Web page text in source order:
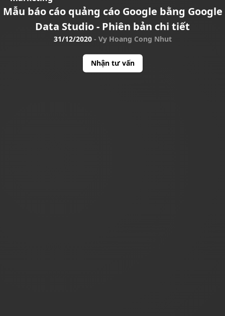
Mẫu báo cáo quảng cáo Google bằng Google
Data Studio - Phiên bản chi tiết
31/12/2020 - Vy Hoang Cong Nhut
Nhận tư vấn